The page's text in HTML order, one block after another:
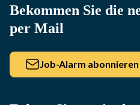
Bekommen Sie die
per Mail
Job-Alarm abonnieren